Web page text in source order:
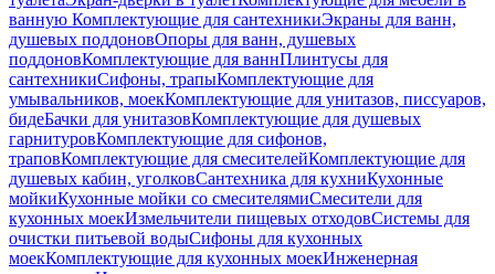
ванную Комплектующие для сантехникиЭкраны для ванн,
душевых поддоновОпоры для ванн, душевых
поддоновКомплектующие для ваннПлинтусы для
сантехникиСифоны, трапыКомплектующие для
умывальников, моекКомплектующие для унитазов, писсуаров,
бидеБачки для унитазовКомплектующие для душевых
гарнитуровКомплектующие для сифонов,
траповКомплектующие для смесителейКомплектующие для
душевых кабин, уголковСантехника для кухниКухонные
мойкиКухонные мойки со смесителямиСмесители для
кухонных моекИзмельчители пищевых отходовСистемы для
очистки питьевой водыСифоны для кухонных
моекКомплектующие для кухонных моекИнженерная